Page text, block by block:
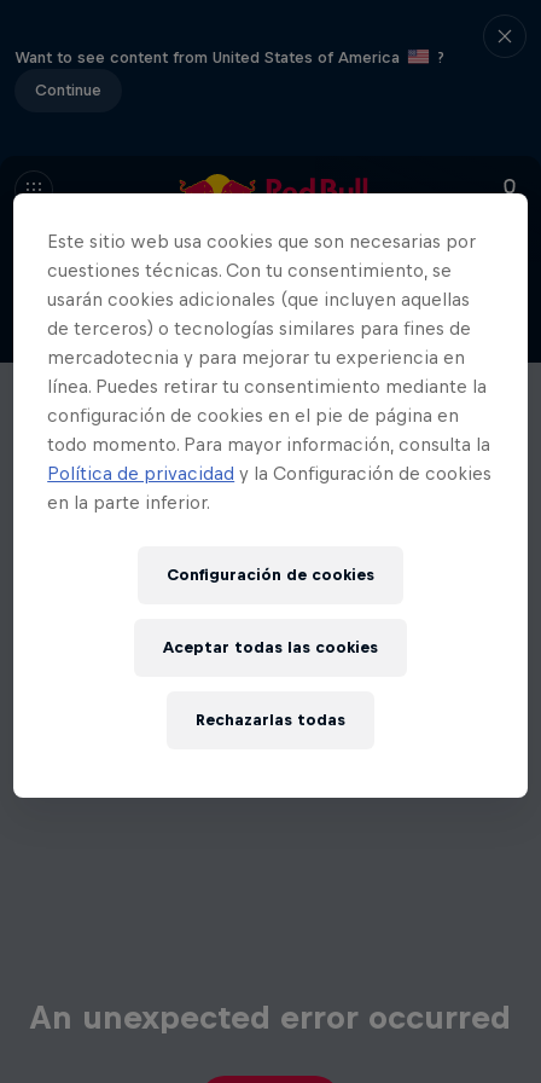
Want to see content from United States of America
?
Continue
An unexpected error occurred
Este sitio web usa cookies que son necesarias por
cuestiones técnicas. Con tu consentimiento, se
usarán cookies adicionales (que incluyen aquellas
de terceros) o tecnologías similares para fines de
mercadotecnia y para mejorar tu experiencia en
línea. Puedes retirar tu consentimiento mediante la
configuración de cookies en el pie de página en
todo momento. Para mayor información, consulta la
Política de privacidad y la Configuración de cookies
en la parte inferior.
Configuración de cookies
Rechazarlas todas
Aceptar todas las cookies